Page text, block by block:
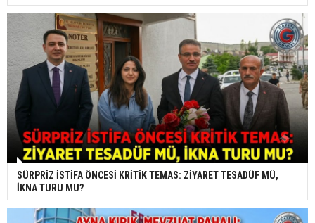
SÜRPRİZ İSTİFA ÖNCESİ KRİTİK TEMAS: ZİYARET TESADÜF MÜ,
İKNA TURU MU?